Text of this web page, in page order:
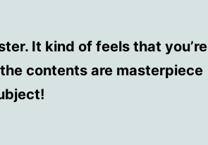
It kind of feels that you’re
contents are masterpiece